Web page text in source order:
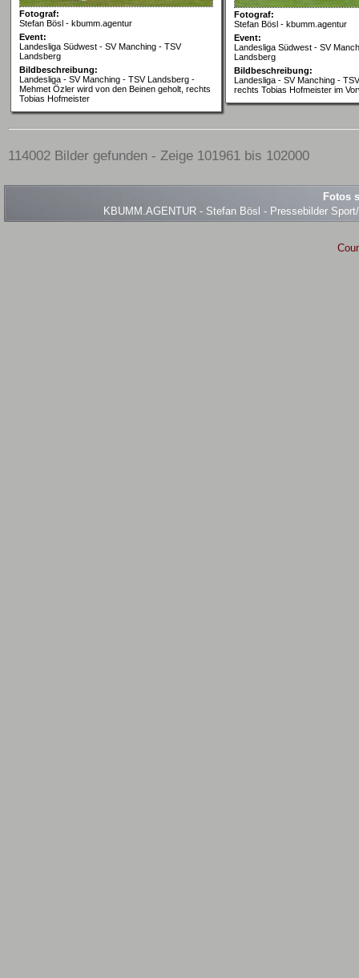
Fotograf:
Stefan Bösl - kbumm.agentur
Event:
Landesliga Südwest - SV Manching - TSV
Landsberg
Bildbeschreibung:
Landesliga - SV Manching - TSV Landsberg -
Mehmet Özler wird von den Beinen geholt, rechts
Tobias Hofmeister
Fotograf:
Stefan Bösl - kbumm.agentur
Event:
Landesliga Südwest - SV
Landsberg
Bildbeschreibung:
Landesliga - SV Manching -
rechts Tobias Hofmeister im
114002 Bilder gefunden - Zeige 101961 bis 102000
Fotos
KBUMM.AGENTUR - Stefan Bösl - Pressebilder